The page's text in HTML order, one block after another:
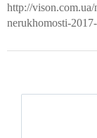
http://
nerukhomosti-